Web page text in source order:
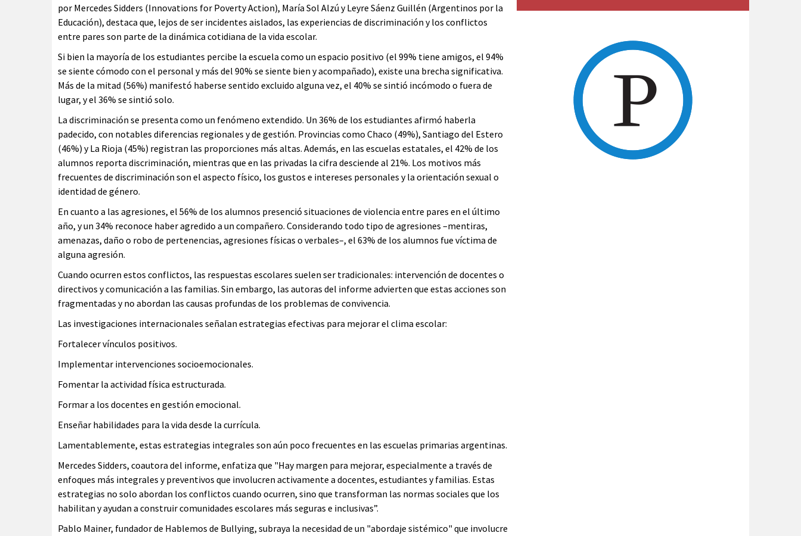
por Mercedes Sidders (Innovations for Poverty Action), María Sol Alzú y Leyre Sáenz Guillén (Argentinos por la
Educación), destaca que, lejos de ser incidentes aislados, las experiencias de discriminación y los conflictos
entre pares son parte de la dinámica cotidiana de la vida escolar.
Si bien la mayoría de los estudiantes percibe la escuela como un espacio positivo (el 99% tiene amigos, el 94%
se siente cómodo con el personal y más del 90% se siente bien y acompañado), existe una brecha significativa.
Más de la mitad (56%) manifestó haberse sentido excluido alguna vez, el 40% se sintió incómodo o fuera de
lugar, y el 36% se sintió solo.
La discriminación se presenta como un fenómeno extendido. Un 36% de los estudiantes afirmó haberla
padecido, con notables diferencias regionales y de gestión. Provincias como Chaco (49%), Santiago del Estero
(46%) y La Rioja (45%) registran las proporciones más altas. Además, en las escuelas estatales, el 42% de los
alumnos reporta discriminación, mientras que en las privadas la cifra desciende al 21%. Los motivos más
frecuentes de discriminación son el aspecto físico, los gustos e intereses personales y la orientación sexual o
identidad de género.
En cuanto a las agresiones, el 56% de los alumnos presenció situaciones de violencia entre pares en el último
año, y un 34% reconoce haber agredido a un compañero. Considerando todo tipo de agresiones –mentiras,
amenazas, daño o robo de pertenencias, agresiones físicas o verbales–, el 63% de los alumnos fue víctima de
alguna agresión.
Cuando ocurren estos conflictos, las respuestas escolares suelen ser tradicionales: intervención de docentes o
directivos y comunicación a las familias. Sin embargo, las autoras del informe advierten que estas acciones son
fragmentadas y no abordan las causas profundas de los problemas de convivencia.
Las investigaciones internacionales señalan estrategias efectivas para mejorar el clima escolar:
Fortalecer vínculos positivos.
Implementar intervenciones socioemocionales.
Fomentar la actividad física estructurada.
Formar a los docentes en gestión emocional.
Enseñar habilidades para la vida desde la currícula.
Lamentablemente, estas estrategias integrales son aún poco frecuentes en las escuelas primarias argentinas.
Mercedes Sidders, coautora del informe, enfatiza que "Hay margen para mejorar, especialmente a través de
enfoques más integrales y preventivos que involucren activamente a docentes, estudiantes y familias. Estas
estrategias no solo abordan los conflictos cuando ocurren, sino que transforman las normas sociales que los
habilitan y ayudan a construir comunidades escolares más seguras e inclusivas”.
Pablo Mainer, fundador de Hablemos de Bullying, subraya la necesidad de un "abordaje sistémico" que involucre